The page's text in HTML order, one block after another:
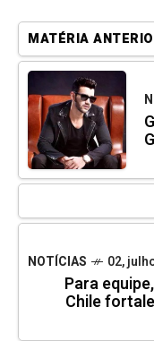
MATÉRIA
NOTÍCIAS 02,
Para
Chile